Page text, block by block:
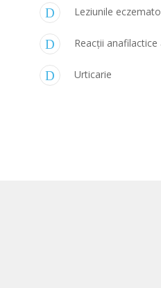
Leziunile
Reacții
Urticarie